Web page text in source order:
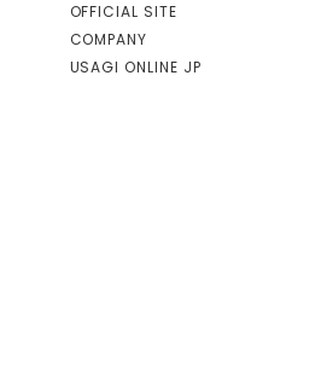
OFFICIAL SITE
COMPANY
USAGI ONLINE JP